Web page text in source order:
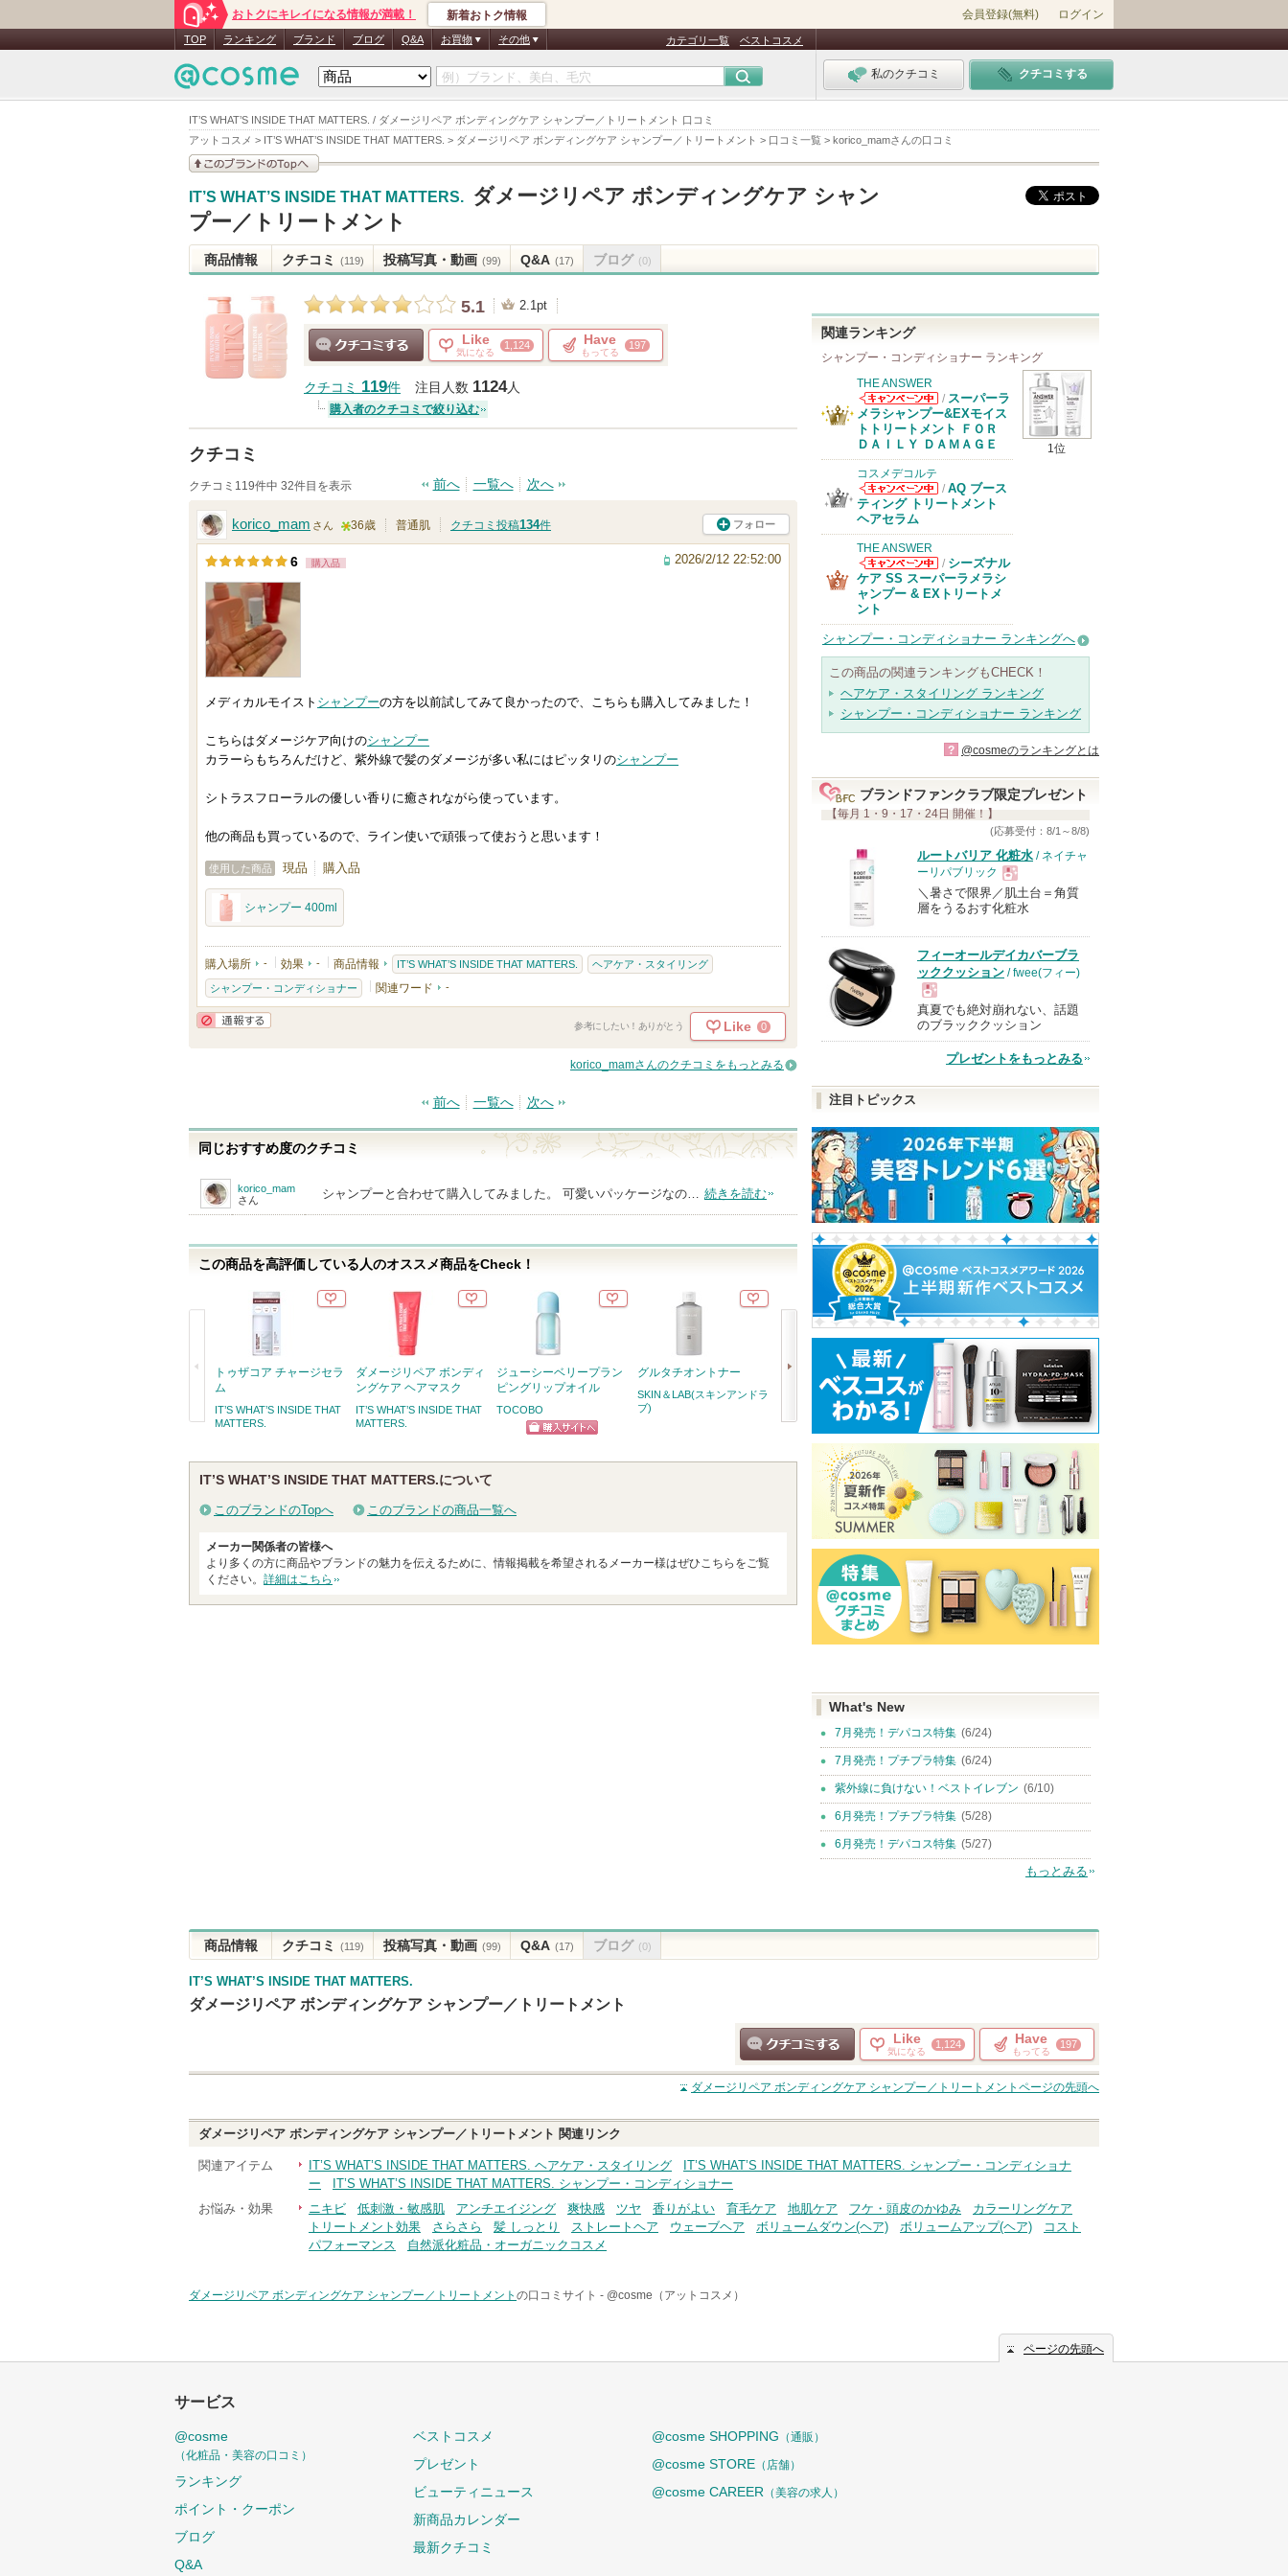
IT’S WHAT’S INSIDE THAT MATTERS. / ダメージリペア ボンディングケア シャンプー／トリートメント 口コミ
アットコスメ > IT’S WHAT’S INSIDE THAT MATTERS. > ダメージリペア ボンディングケア シャンプー／トリートメント > 口コミ一覧 > korico_mamさんの口コミ
おトクにキレイになる情報が満載！ 新着おトク情報 会員登録(無料) ログイン
TOP ランキング ブランド ブログ Q&A お買物 その他 カテゴリ一覧 ベストコスメ
私のクチコミ クチコミする
見る
IT’S WHAT’S INSIDE THAT MATTERS.
ダメージリペア ボンディングケア シャン
プー／トリートメント
商品情報 クチコミ (119) 投稿写真・動画 (99) Q&A (17) ブログ (0)
5.1 2.1pt
Like
気になる
1,124 Have
もってる
197
クチコミ 119件 注目人数 1124人
購入者のクチコミで絞り込む
クチコミ
クチコミ119件中 32件目を表示 前へ 一覧へ 次へ
korico_mam さん
5
人
ー
に
お
に
入
り
さ
れ
36歳 普通肌 クチコミ投稿134件 フォロー
6 購入品 2026/2/12 22:52:00
メディカルモイスト シャンプーの方を以前試してみて良かったので、こちらも購入してみました！
こちらはダメージケア向けのシャンプー
カラーらもちろんだけど、紫外線で髪のダメージが多い私にはピッタリのシャンプー
シトラスフローラルの優しい香りに癒されながら使っています。
他の商品も買っているので、ライン使いで頑張って使おうと思います！
使用した商品 現品 購入品
シャンプー 400ml
購入場所 - 効果 - 商品情報 IT’S WHAT’S INSIDE THAT MATTERS. ヘアケア・スタイリング
シャンプー・コンディショナー 関連ワード -
参考にしたい！ありがとう Like 0
korico_mamさんのクチコミをもっとみる
前へ 一覧へ 次へ
同じおすすめ度のクチコミ
korico_mam
さん
シャンプーと合わせて購入してみました。 可愛いパッケージなの… 続きを読む
この商品を高評価している人のオススメ商品をCheck！
る
へ
トゥザコア チャージセラ
ム
IT’S WHAT’S INSIDE THAT
MATTERS.
ダメージリペア ボンディ
ングケア ヘアマスク
IT’S WHAT’S INSIDE THAT
MATTERS.
ジューシーベリープラン
ピングリップオイル
TOCOBO
グルタチオントナー
SKIN＆LAB(スキンアンドラ
ブ)
ジェニフィック アルティ
メ セラム
ショッピン
グサイトへ
Petal Drop Liquid Blush
DEAR DAHLIA
ショッピン
グサイトへ
コレオロジーカットゼリ
ー
FOODOLOGY
IT’S WHAT’S INSIDE THAT MATTERS.について
このブランドのTopへ このブランドの商品一覧へ
メーカー関係者の皆様へ
より多くの方に商品やブランドの魅力を伝えるために、情報掲載を希望されるメーカー様はぜひこちらをご覧
ください。 詳細はこちら
関連ランキング
シャンプー・コンディショナー ランキング
1位
THE ANSWER
THE ANSWER
からのお知らせ
があります
/ スーパーラ
メラシャンプー&EXモイス
トトリートメント ＦＯＲ
ＤＡＩＬＹ ＤＡＭＡＧＥ
コスメデコルテ
コスメデコルテ
からのお知らせ
/ AQ ブース
ティング トリートメント
ヘアセラム
THE ANSWER
THE ANSWER
からのお知らせ
があります
/ シーズナル
ケア SS スーパーラメラシ
ャンプー & EXトリートメ
ント
シャンプー・コンディショナー ランキングへ
この商品の関連ランキングもCHECK！
ヘアケア・スタイリング ランキング
シャンプー・コンディショナー ランキング
? @cosmeのランキングとは
ブランドファンクラブ限定プレゼント
【毎月 1・9・17・24日 開催！】
(応募受付：8/1～8/8)
ルートバリア 化粧水 / ネイチャ
ーリパブリック
現
品
＼暑さで限界／肌土台＝角質
層をうるおす化粧水
フィーオールデイカバーブラ
ッククッション / fwee(フィー)
現
真夏でも絶対崩れない、話題
のブラッククッション
プレゼントをもっとみる
注目トピックス
What's New
7月発売！デパコス特集 (6/24)
7月発売！プチプラ特集 (6/24)
紫外線に負けない！ベストイレブン (6/10)
6月発売！プチプラ特集 (5/28)
6月発売！デパコス特集 (5/27)
もっとみる
商品情報 クチコミ (119) 投稿写真・動画 (99) Q&A (17) ブログ (0)
IT’S WHAT’S INSIDE THAT MATTERS.
ダメージリペア ボンディングケア シャンプー／トリートメント
クチコミする
Like
気になる
1,124 Have
もってる
197
ダメージリペア ボンディングケア シャンプー／トリートメント ページの先頭へ
ダメージリペア ボンディングケア シャンプー／トリートメント 関連リンク
関連アイテム IT’S WHAT’S INSIDE THAT MATTERS. ヘアケア・スタイリング
IT’S WHAT’S INSIDE THAT MATTERS. シャンプー・コンディショナ
ー
IT’S WHAT’S INSIDE THAT MATTERS. シャンプー・コンディショナー
お悩み・効果
ニキビ 低刺激・敏感肌 アンチエイジング 爽快感 ツヤ 香りがよい 育毛ケア 地肌ケア フケ・頭皮のかゆみ
カラーリングケア
トリートメント効果
さらさら 髪 しっとり ストレートヘア ウェーブヘア ボリュームダウン(ヘア) ボリュームアップ(ヘア)
コスト
パフォーマンス
自然派化粧品・オーガニックコスメ
ダメージリペア ボンディングケア シャンプー／トリートメント の口コミサイト - @cosme（アットコスメ）
ページの先頭へ
サービス
@cosme
（化粧品・美容の口コミ）
ランキング
ポイント・クーポン
ブログ
Q&A
ベストコスメ
プレゼント
ビューティニュース
新商品カレンダー
最新クチコミ
@cosme SHOPPING （通販）
@cosme STORE （店舗）
@cosme CAREER （美容の求人）